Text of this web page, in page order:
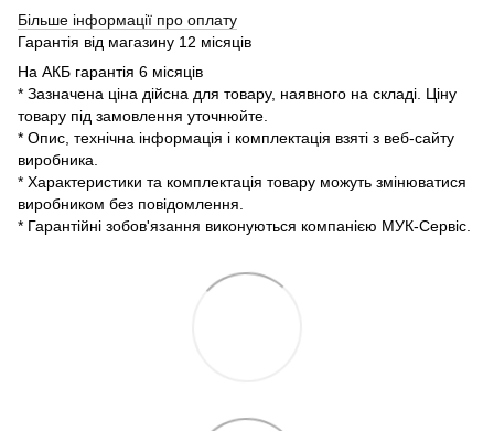
Більше інформації про оплату
Гарантія від магазину 12 місяців
На АКБ гарантія 6 місяців
* Зазначена ціна дійсна для товару, наявного на складі. Ціну
товару під замовлення уточнюйте.
* Опис, технічна інформація і комплектація взяті з веб-сайту
виробника.
* Характеристики та комплектація товару можуть змінюватися
виробником без повідомлення.
* Гарантійні зобов'язання виконуються компанією МУК-Сервіс.